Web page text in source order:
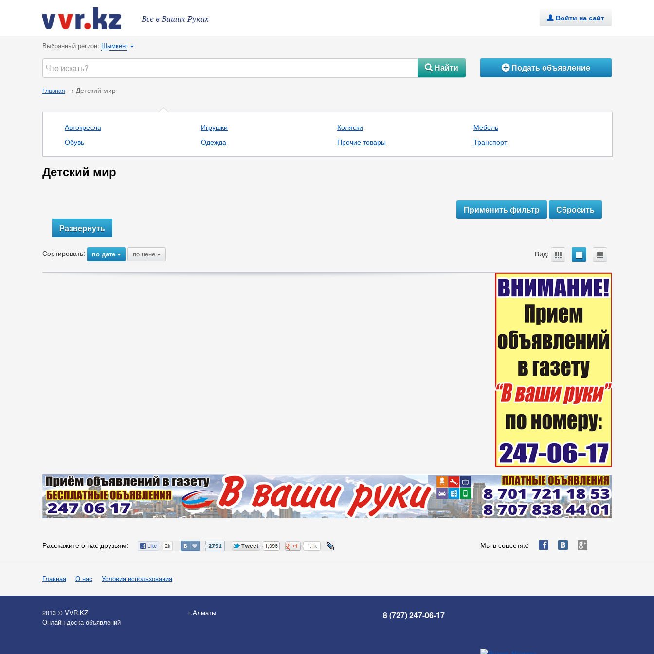
Все в Ваших Руках . Войти на сайт
Выбранный регион: Шымкент {
#Найти ÁПодать объявление
Главная → Детский мир
Автокресла
Обувь
Игрушки
Одежда
Коляски
Прочие товары
Мебель
Транспорт
Детский мир
Развернуть
Сортировать: по дате{ по цене { Вид: A B C
Расскажите о нас друзьям: Мы в соцсетях: ä æ è
Главная О нас Условия использования
2013 © VVR.KZ
Онлайн-доска объявлений
г.Алматы 8 (727) 247-06-17